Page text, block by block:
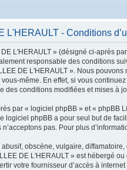
L'HERAULT - Conditions
L'HERAULT » (désigné ci-après
responsable des conditions
DE L'HERAULT ». Nous
même. En effet, si vous
des conditions modifiées et mises à
par « logiciel phpBB » et « phpBB
logiciel phpBB a pour seul but de
pas. Pour plus
obscène, vulgaire,
DE L'HERAULT » est hébergé
votre fournisseur d’accès à